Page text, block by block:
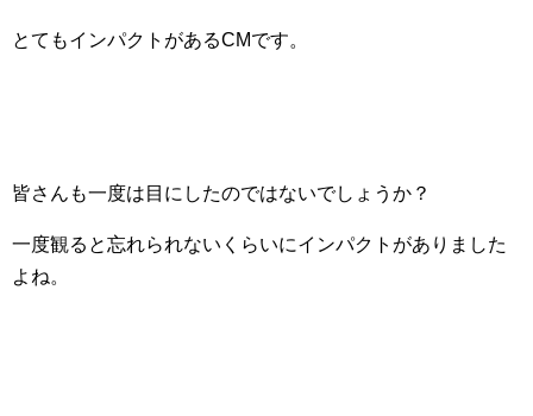
とてもインパクトがあるCMです。
皆さんも一度は目にしたのではないでしょうか？
一度観ると忘れられないくらいにインパクトがありました
よね。